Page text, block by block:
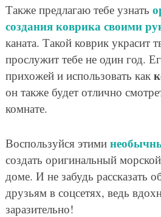
Также предлагаю тебе узнать
создания коврика своими
каната. Такой коврик украсит
прослужит тебе не один год.
прихожей и использовать как
он также будет отлично
комнате.
Воспользуйся этими
создать оригинальный
доме. И не забудь рассказать
друзьям в соцсетях, ведь
заразительно!